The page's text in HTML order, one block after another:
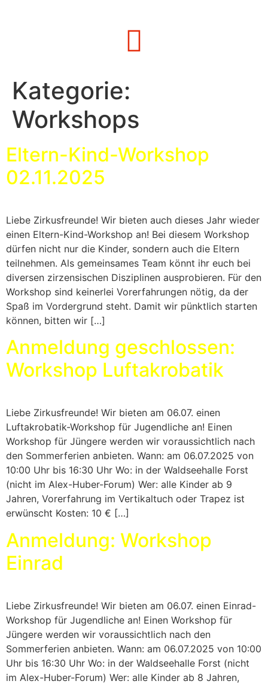
Kategorie:
Workshops
Eltern-Kind-Workshop
02.11.2025
Liebe Zirkusfreunde! Wir bieten auch dieses Jahr wieder
einen Eltern-Kind-Workshop an! Bei diesem Workshop
dürfen nicht nur die Kinder, sondern auch die Eltern
teilnehmen. Als gemeinsames Team könnt ihr euch bei
diversen zirzensischen Disziplinen ausprobieren. Für den
Workshop sind keinerlei Vorerfahrungen nötig, da der
Spaß im Vordergrund steht. Damit wir pünktlich starten
können, bitten wir […]
Anmeldung geschlossen:
Workshop Luftakrobatik
Liebe Zirkusfreunde! Wir bieten am 06.07. einen
Luftakrobatik-Workshop für Jugendliche an! Einen
Workshop für Jüngere werden wir voraussichtlich nach
den Sommerferien anbieten. Wann: am 06.07.2025 von
10:00 Uhr bis 16:30 Uhr Wo: in der Waldseehalle Forst
(nicht im Alex-Huber-Forum) Wer: alle Kinder ab 9
Jahren, Vorerfahrung im Vertikaltuch oder Trapez ist
erwünscht Kosten: 10 € […]
Anmeldung: Workshop
Einrad
Liebe Zirkusfreunde! Wir bieten am 06.07. einen Einrad-
Workshop für Jugendliche an! Einen Workshop für
Jüngere werden wir voraussichtlich nach den
Sommerferien anbieten. Wann: am 06.07.2025 von 10:00
Uhr bis 16:30 Uhr Wo: in der Waldseehalle Forst (nicht
im Alex-Huber-Forum) Wer: alle Kinder ab 8 Jahren,